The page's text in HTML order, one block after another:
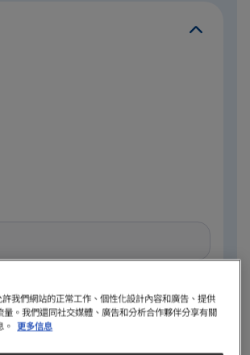
我們網站的正常工作、個性化設計內容和廣告、提供
量。我們還同社交媒體、廣告和分析合作夥伴分享有關
更多信息